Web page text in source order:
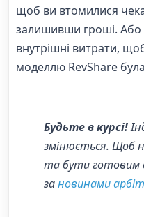
щоб ви втомилися
залишивши гроші. Або
внутрішні витрати,
моделлю RevShare
Будьте в курсі!
змінюється. Щоб
та бути готовим
зановинами